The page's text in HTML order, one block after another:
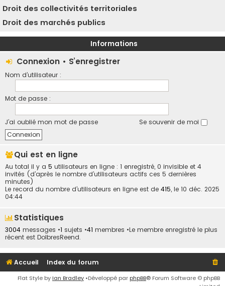
Droit des collectivités territoriales
Droit des marchés publics
Informations
Connexion • S’enregistrer
Nom d’utilisateur :
Mot de passe :
J’ai oublié mon mot de passe Se souvenir de moi
Qui est en ligne
Au total il y a 5 utilisateurs en ligne : 1 enregistré, 0 invisible et 4
invités (d’après le nombre d’utilisateurs actifs ces 5 dernières
minutes)
Le record du nombre d’utilisateurs en ligne est de 415, le 10 déc. 2025
04:44
Statistiques
3004 messages •1 sujets •41 membres •Le membre enregistré le plus
récent est DolbresReend.
Accueil Index du forum
Flat Style by Ian Bradley •Développé par phpBB® Forum Software © phpBB